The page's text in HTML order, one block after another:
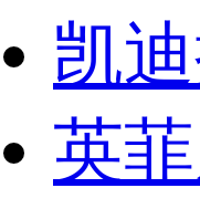
凯
英